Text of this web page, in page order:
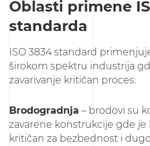
Oblasti primene
standarda
ISO 3834 standard
širokom spektru industrija
zavarivanje kritičan proces:
Brodogradnja – brodovi su
zavarene konstrukcije gde je
kritičan za bezbednost i